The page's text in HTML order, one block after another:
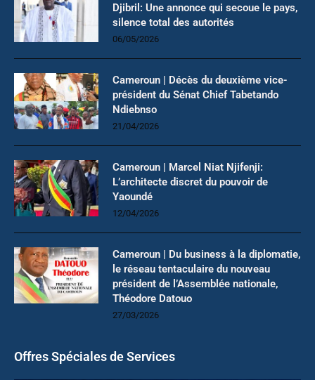
Djibril: Une annonce qui secoue le pays,
silence total des autorités
06/05/2026
Cameroun | Décès du deuxième vice-
président du Sénat Chief Tabetando
Ndiebnso
21/04/2026
Cameroun | Marcel Niat Njifenji:
L’architecte discret du pouvoir de
Yaoundé
12/04/2026
Cameroun | Du business à la diplomatie,
le réseau tentaculaire du nouveau
président de l’Assemblée nationale,
Théodore Datouo
27/03/2026
Offres Spéciales de Services